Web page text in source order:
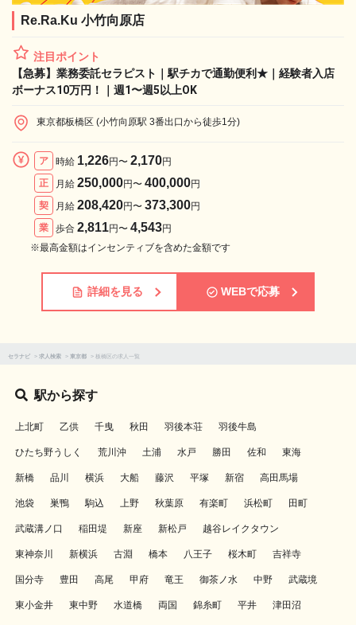
Re.Ra.Ku 小竹向原店
注目ポイント
【急募】業務委託セラピスト｜駅チカで通勤便利★｜経験者入店
ボーナス10万円！｜週1〜週5以上OK
東京都板橋区 (小竹向原駅 3番出口から徒歩1分)
ア 時給 1,226円〜 2,170円
正
月給 250,000円〜 400,000円
契
月給 208,420円〜 373,300円
業
歩合 2,811円〜 4,543円
※最高金額はインセンティブを含めた金額です
詳細を見る WEBで応募
セラナビ > 求人検索 > 東京都 > 板橋区の求人一覧
駅から探す
上北町 乙供 千曳 秋田 羽後本荘 羽後牛島
ひたち野うしく 荒川沖 土浦 水戸 勝田 佐和 東海
新橋 品川 横浜 大船 藤沢 平塚 新宿 高田馬場
池袋 巣鴨 駒込 上野 秋葉原 有楽町 浜松町 田町
武蔵溝ノ口 稲田堤 新座 新松戸 越谷レイクタウン
東神奈川 新横浜 古淵 橋本 八王子 桜木町 吉祥寺
国分寺 豊田 高尾 甲府 竜王 御茶ノ水 中野 武蔵境
東小金井 東中野 水道橋 両国 錦糸町 平井 津田沼